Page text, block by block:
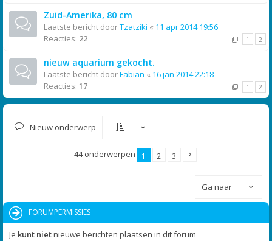
Zuid-Amerika, 80 cm
Laatste bericht doorTzatziki « 11 apr 2014 19:56
Reacties: 22 1 2
nieuw aquarium gekocht.
Laatste bericht doorFabian « 16 jan 2014 22:18
Reacties: 17 1 2
Nieuw onderwerp
44 onderwerpen 1 2 3
Ga naar
FORUMPERMISSIES
Je kunt nietnieuwe berichten plaatsen in dit forum